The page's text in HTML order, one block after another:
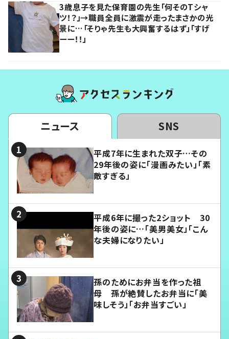
3歳息子を見た保育園の先生「何そのTシャ
ツ！？」→職員全員に激震が走ったまさかの光
景に…「そりゃ先生も大興奮するはず」「すげ
ーー！！」
ニュース SNS
平成7年に生まれた双子…その
29年後の姿に「漫画みたい」「素
敵すぎる」
平成6年に撮った2ショット 30
年後の姿に…「美男美女」「こん
な夫婦になりたい」
孫のためにお弁当を作った祖
母 孫が絶賛したお弁当に「美
味しそう」「お弁当すごい」